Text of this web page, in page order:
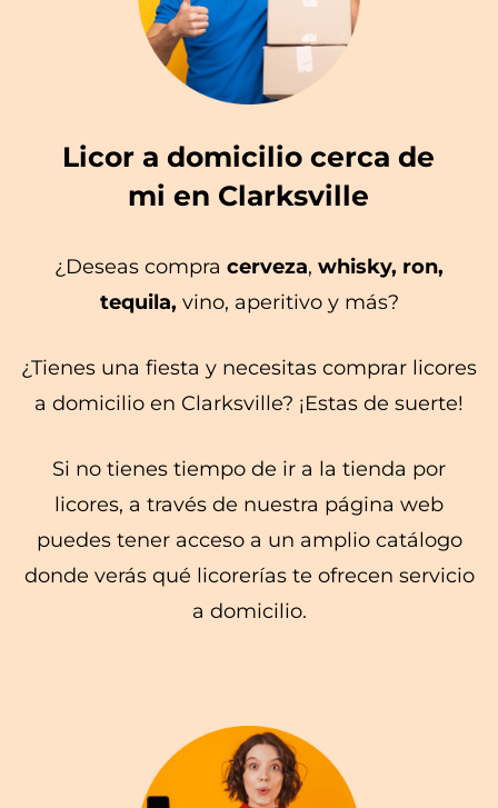
Licor a domicilio cerca de
mi en Clarksville
¿Deseas compra cerveza, whisky, ron,
tequila, vino, aperitivo y más?
¿Tienes una fiesta y necesitas comprar licores
a domicilio en Clarksville? ¡Estas de suerte!
Si no tienes tiempo de ir a la tienda por
licores, a través de nuestra página web
puedes tener acceso a un amplio catálogo
donde verás qué licorerías te ofrecen servicio
a domicilio.